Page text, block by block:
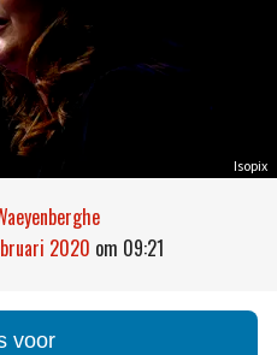
Isopix
2020 om 09:21
voor